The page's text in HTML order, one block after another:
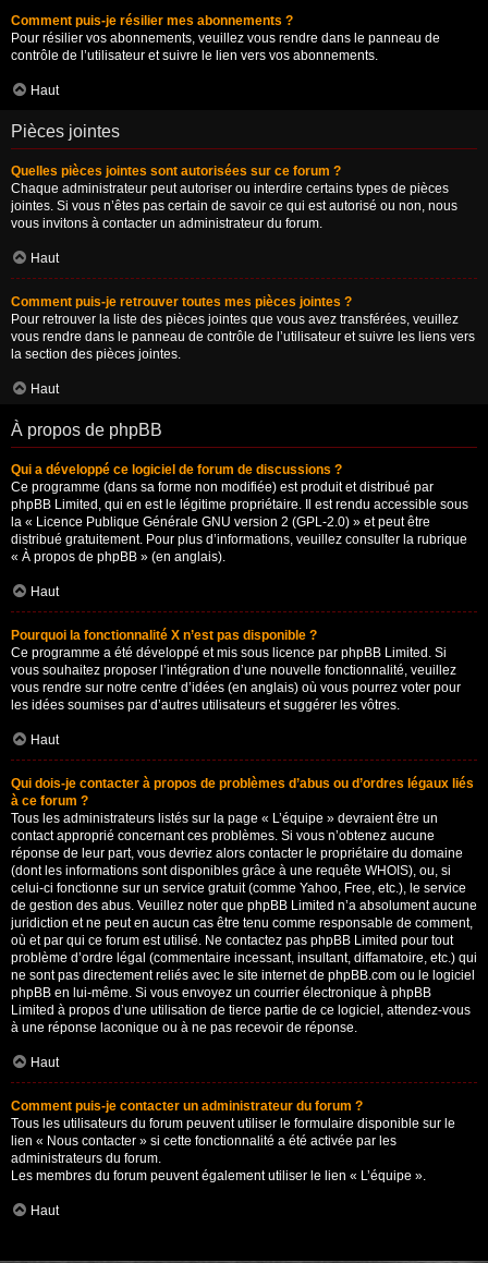
Comment puis-je résilier mes abonnements ?
Pour résilier vos abonnements, veuillez vous rendre dans le panneau de
contrôle de l’utilisateur et suivre le lien vers vos abonnements.
Haut
Pièces jointes
Quelles pièces jointes sont autorisées sur ce forum ?
Chaque administrateur peut autoriser ou interdire certains types de pièces
jointes. Si vous n’êtes pas certain de savoir ce qui est autorisé ou non, nous
vous invitons à contacter un administrateur du forum.
Haut
Comment puis-je retrouver toutes mes pièces jointes ?
Pour retrouver la liste des pièces jointes que vous avez transférées, veuillez
vous rendre dans le panneau de contrôle de l’utilisateur et suivre les liens vers
la section des pièces jointes.
Haut
À propos de phpBB
Qui a développé ce logiciel de forum de discussions ?
Ce programme (dans sa forme non modifiée) est produit et distribué par
phpBB Limited , qui en est le légitime propriétaire. Il est rendu accessible sous
la « Licence Publique Générale GNU version 2 (GPL-2.0) » et peut être
distribué gratuitement. Pour plus d’informations, veuillez consulter la rubrique
« À propos de phpBB » (en anglais).
Haut
Pourquoi la fonctionnalité X n’est pas disponible ?
Ce programme a été développé et mis sous licence par phpBB Limited. Si
vous souhaitez proposer l’intégration d’une nouvelle fonctionnalité, veuillez
vous rendre sur notre centre d’idées (en anglais) où vous pourrez voter pour
les idées soumises par d’autres utilisateurs et suggérer les vôtres.
Haut
Qui dois-je contacter à propos de problèmes d’abus ou d’ordres légaux liés
à ce forum ?
Tous les administrateurs listés sur la page « L’équipe » devraient être un
contact approprié concernant ces problèmes. Si vous n’obtenez aucune
réponse de leur part, vous devriez alors contacter le propriétaire du domaine
(dont les informations sont disponibles grâce à une requête WHOIS), ou, si
celui-ci fonctionne sur un service gratuit (comme Yahoo, Free, etc.), le service
de gestion des abus. Veuillez noter que phpBB Limited n’a absolument aucune
juridiction et ne peut en aucun cas être tenu comme responsable de comment,
où et par qui ce forum est utilisé. Ne contactez pas phpBB Limited pour tout
problème d’ordre légal (commentaire incessant, insultant, diffamatoire, etc.) qui
ne sont pas directement reliés avec le site internet de phpBB.com ou le logiciel
phpBB en lui-même. Si vous envoyez un courrier électronique à phpBB
Limited à propos d’une utilisation de tierce partie de ce logiciel, attendez-vous
à une réponse laconique ou à ne pas recevoir de réponse.
Haut
Comment puis-je contacter un administrateur du forum ?
Tous les utilisateurs du forum peuvent utiliser le formulaire disponible sur le
lien « Nous contacter » si cette fonctionnalité a été activée par les
administrateurs du forum.
Les membres du forum peuvent également utiliser le lien « L’équipe ».
Haut